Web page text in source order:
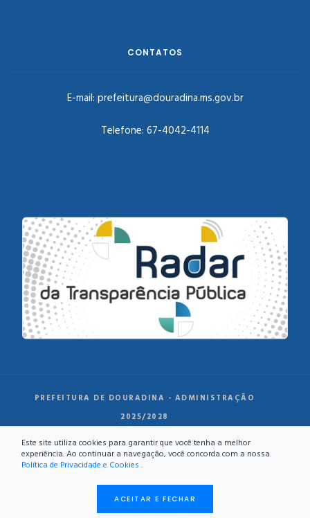
CONTATOS
E-mail: prefeitura@douradina.ms.gov.br
Telefone: 67-4042-4114
PREFEITURA DE DOURADINA - ADMINISTRAÇÃO
2025/2028
Este site utiliza cookies para garantir que você tenha a melhor
experiência. Ao continuar a navegação, você concorda com a nossa
Política de Privacidade e Cookies .
ACEITAR E FECHAR